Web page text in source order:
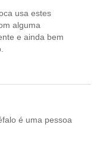
usa estes
alguma
e ainda bem
é uma pessoa